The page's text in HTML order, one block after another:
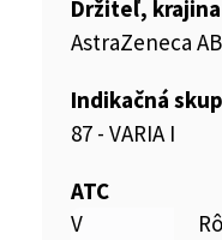
Držiteľ, krajina
AstraZeneca
Indikačná
87 - VARIA I
ATC
V